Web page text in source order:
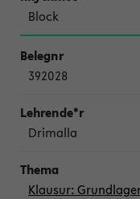
Block
392028
Drimalla
Klausur: